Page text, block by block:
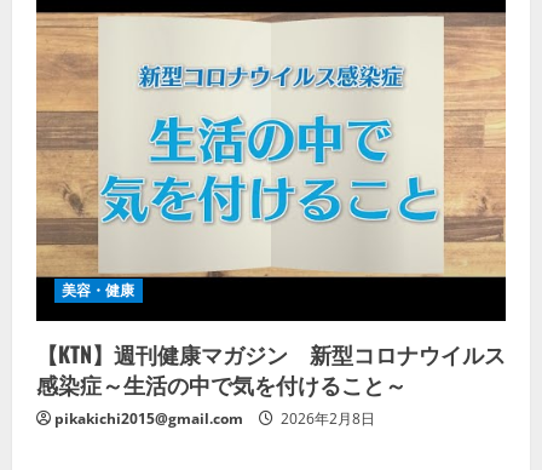
美容・健康
【KTN】週刊健康マガジン 新型コロナウイルス
感染症～生活の中で気を付けること～
pikakichi2015@gmail.com 2026年2月8日